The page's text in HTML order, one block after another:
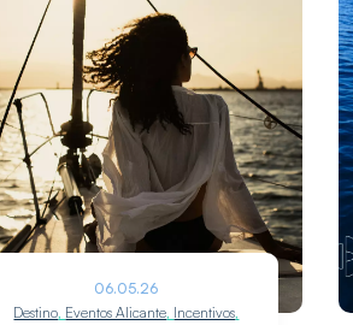
06.05.26
Destino Eventos Alicante Incentivos